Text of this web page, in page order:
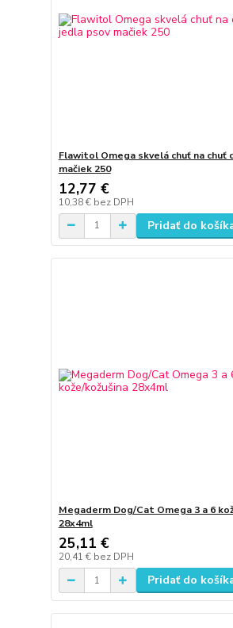
Flawitol Omega skvelá chuť na chuť
mačiek 250
12,77 €
10,38 € bez DPH
Pridať do
Megaderm Dog/Cat Omega 3 a 6
28x4ml
25,11 €
20,41 € bez DPH
Pridať do